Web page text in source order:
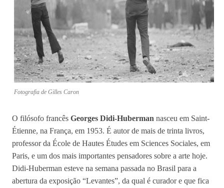
Fotografia de Gilles Caron
O filósofo francês Georges Didi-Huberman nasceu em Saint-
Étienne, na França, em 1953. É autor de mais de trinta livros,
professor da École de Hautes Études em Sciences Sociales, em
Paris, e um dos mais importantes pensadores sobre a arte hoje.
Didi-Huberman esteve na semana passada no Brasil para a
abertura da exposição “Levantes”, da qual é curador e que fica